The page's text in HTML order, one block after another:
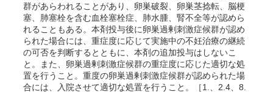
群があらわれることがあり、卵巣破裂、卵巣茎捻転、脳梗
塞、肺塞栓を含む血栓塞栓症、肺水腫、腎不全等が認めら
れることもある。本剤投与後に卵巣過剰刺激症候群が認め
られた場合には、重症度に応じて実施中の不妊治療の継続
の可否を判断するとともに、本剤の追加投与はしないこ
と。また、卵巣過剰刺激症候群の重症度に応じた適切な処
置を行うこと。重度の卵巣過剰刺激症候群が認められた場
合には、入院させて適切な処置を行うこと。［1.、2.4、8.